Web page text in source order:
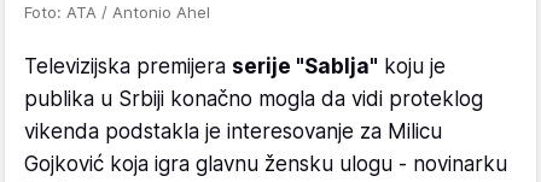
Foto: ATA / Antonio Ahel
Televizijska premijera serije "Sablja" koju je
publika u Srbiji konačno mogla da vidi proteklog
vikenda podstakla je interesovanje za Milicu
Gojković koja igra glavnu žensku ulogu - novinarku